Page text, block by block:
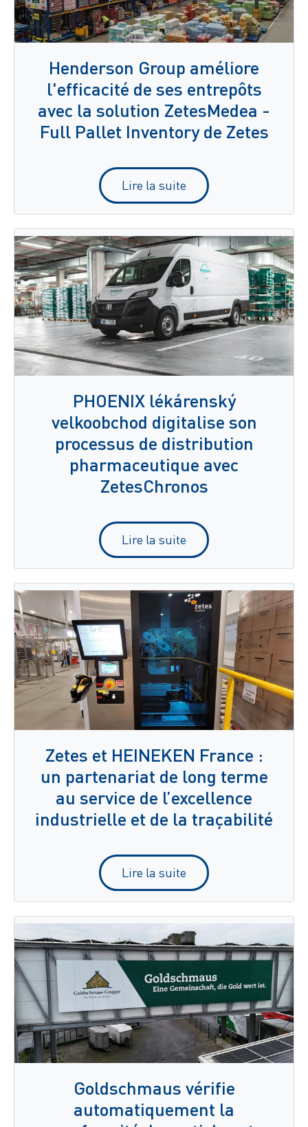
Henderson Group améliore
l'efficacité de ses entrepôts
avec la solution ZetesMedea -
Full Pallet Inventory de Zetes
Lire la suite
PHOENIX lékárenský
velkoobchod digitalise son
processus de distribution
pharmaceutique avec
ZetesChronos
Lire la suite
Zetes et HEINEKEN France :
un partenariat de long terme
au service de l’excellence
industrielle et de la traçabilité
Lire la suite
Goldschmaus vérifie
automatiquement la